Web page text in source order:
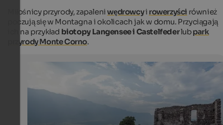
Castle ruin Castelfeder
The hill between Montan and Auer is a famous
excursions.
Ferienregion Castelfeder - Luca Dal Gesso
Miłośnicy przyrody, zapaleniwędrowcyi rowerzyści również
poczują się w Montagna i okolicach jak w domu. Przyciągają
ich na przykład biotopy Langensee i Castelfederlubpark
przyrody Monte Corno.